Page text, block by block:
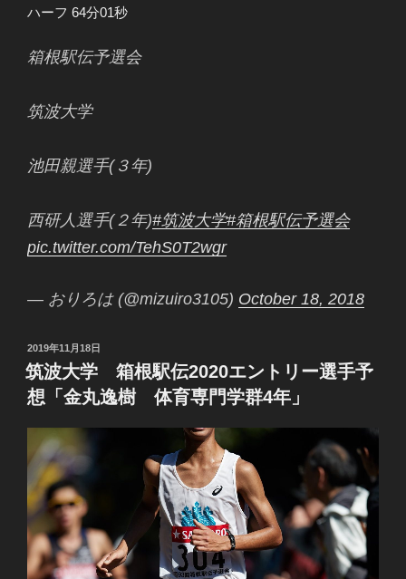
ハーフ 64分01秒
箱根駅伝予選会
筑波大学
池田親選手(３年)
西研人選手(２年)#筑波大学#箱根駅伝予選会
pic.twitter.com/TehS0T2wgr
— おりろは (@mizuiro3105) October 18, 2018
投
稿
日:
2019年11月18日
筑波大学 箱根駅伝2020エントリー選手予
想「金丸逸樹 体育専門学群4年」